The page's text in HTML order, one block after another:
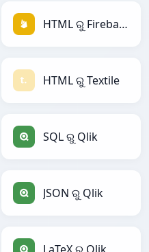
HTML ରୁ Firebase
HTML ରୁ Textile
SQL ରୁ Qlik
JSON ରୁ Qlik